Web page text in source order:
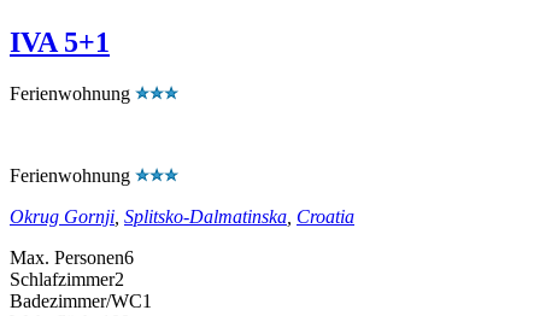
IVA 5+1
Ferienwohnung
Ferienwohnung
Okrug Gornji Splitsko-Dalmatinska Croatia
Max. Personen6
Schlafzimmer2
Badezimmer/WC1